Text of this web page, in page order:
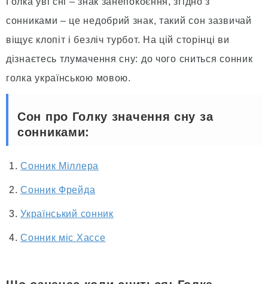
сонниками – це недобрий знак, такий сон зазвичай
віщує клопіт і безліч турбот. На цій сторінці ви
дізнаєтесь тлумачення сну: до чого сниться сонник
голка українською мовою.
Сон про Голку значення сну за
сонниками:
Сонник Міллера
Сонник Фрейда
Український сонник
Сонник міс Хассе